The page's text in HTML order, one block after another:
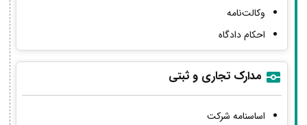
وکالت‌نامه
احکام دادگاه
مدارک تجاری و ثبتی
اساسنامه شرکت